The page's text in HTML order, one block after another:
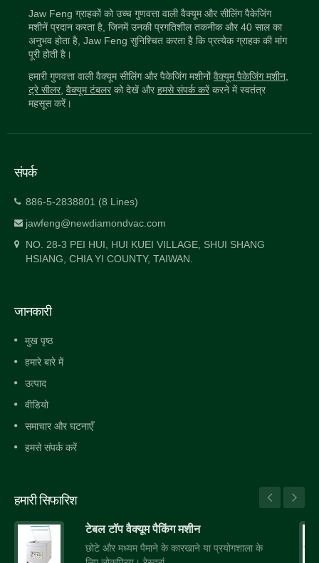
Jaw Feng ग्राहकों को उच्च गुणवत्ता वाली वैक्यूम और सीलिंग पैकेजिंग
मशीनें प्रदान करता है, जिनमें उनकी प्रगतिशील तकनीक और 40 साल का
अनुभव होता है, Jaw Feng सुनिश्चित करता है कि प्रत्येक ग्राहक की मांग
पूरी होती है।
हमारी गुणवत्ता वाली वैक्यूम सीलिंग और पैकेजिंग मशीनों वैक्यूम पैकेजिंग मशीन,
ट्रे सीलर, वैक्यूम टंबलरको देखें और हमसे संपर्क करेंकरने में स्वतंत्र
महसूस करें।
संपर्क
886-5-2838801 (8 Lines)
jawfeng@newdiamondvac.com
NO. 28-3 PEI HUI, HUI KUEI VILLAGE, SHUI SHANG
HSIANG, CHIA YI COUNTY, TAIWAN.
जानकारी
मुख पृष्ठ
हमारे बारे में
उत्पाद
वीडियो
समाचार और घटनाएँ
हमसे संपर्क करें
हमारी सिफारिश
टेबल टॉप वैक्यूम पैकिंग मशीन
छोटे और मध्यम पैमाने के कारखाने या प्रयोगशाला के